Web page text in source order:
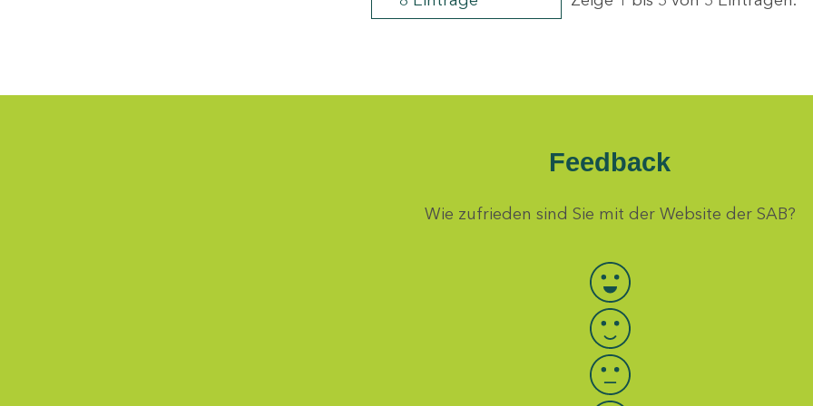
Feedback
Wie zufrieden sind Sie mit der Website der SAB?
Bewertung auswählen